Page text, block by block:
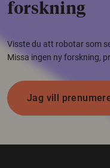
forskning
Visste du att robotar som
Missa ingen ny forskning,
Jag vill